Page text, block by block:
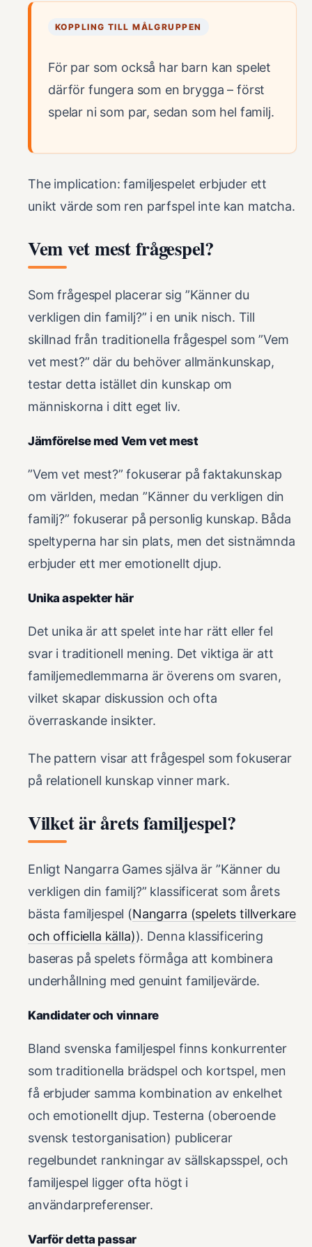
KOPPLING TILL MÅLGRUPPEN
För par som också har barn kan spelet
därför fungera som en brygga – först
spelar ni som par, sedan som hel familj.
The implication: familjespelet erbjuder ett
unikt värde som ren parfspel inte kan matcha.
Vem vet mest frågespel?
Som frågespel placerar sig ”Känner du
verkligen din familj?” i en unik nisch. Till
skillnad från traditionella frågespel som ”Vem
vet mest?” där du behöver allmänkunskap,
testar detta istället din kunskap om
människorna i ditt eget liv.
Jämförelse med Vem vet mest
”Vem vet mest?” fokuserar på faktakunskap
om världen, medan ”Känner du verkligen din
familj?” fokuserar på personlig kunskap. Båda
speltyperna har sin plats, men det sistnämnda
erbjuder ett mer emotionellt djup.
Unika aspekter här
Det unika är att spelet inte har rätt eller fel
svar i traditionell mening. Det viktiga är att
familjemedlemmarna är överens om svaren,
vilket skapar diskussion och ofta
överraskande insikter.
The pattern visar att frågespel som fokuserar
på relationell kunskap vinner mark.
Vilket är årets familjespel?
Enligt Nangarra Games själva är ”Känner du
verkligen din familj?” klassificerat som årets
bästa familjespel (Nangarra (spelets tillverkare
och officiella källa)). Denna klassificering
baseras på spelets förmåga att kombinera
underhållning med genuint familjevärde.
Kandidater och vinnare
Bland svenska familjespel finns konkurrenter
som traditionella brädspel och kortspel, men
få erbjuder samma kombination av enkelhet
och emotionellt djup. Testerna (oberoende
svensk testorganisation) publicerar
regelbundet rankningar av sällskapsspel, och
familjespel ligger ofta högt i
användarpreferenser.
Varför detta passar